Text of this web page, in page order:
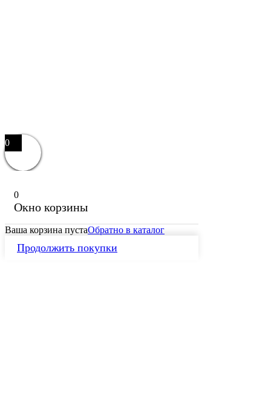
0
0
Окно корзины
Ваша корзина пустаОбратно в каталог
Продолжить покупки